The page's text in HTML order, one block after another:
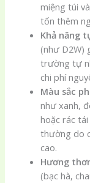
miệng túi
tốn thêm
Khả năng
(như D2W)
trường tự
chi phí
Màu sắc
như xanh,
hoặc rác
thường do
cao.
Hương
(bạc hà,